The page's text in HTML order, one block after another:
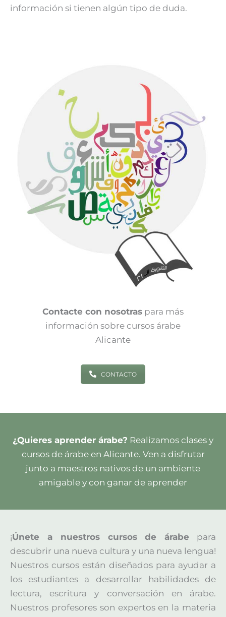
información si tienen algún tipo de duda.
Contacte con nosotras para más
información sobre cursos árabe
Alicante
CONTACTO
¿Quieres aprender árabe? Realizamos clases y
cursos de árabe en Alicante. Ven a disfrutar
junto a maestros nativos de un ambiente
amigable y con ganar de aprender
¡Únete a nuestros cursos de árabe para
descubrir una nueva cultura y una nueva lengua!
Nuestros cursos están diseñados para ayudar a
los estudiantes a desarrollar habilidades de
lectura, escritura y conversación en árabe.
Nuestros profesores son expertos en la materia